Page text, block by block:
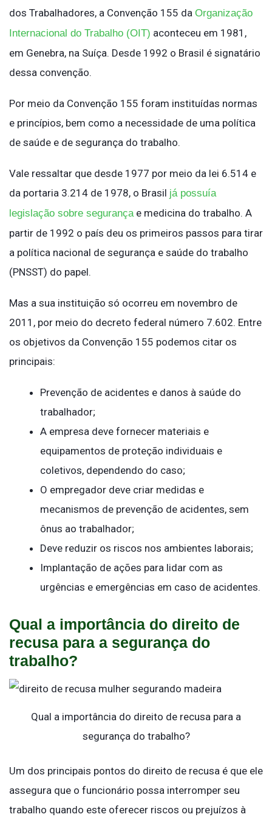
dos Trabalhadores, a Convenção 155 da Organização
Internacional do Trabalho (OIT) aconteceu em 1981,
em Genebra, na Suíça. Desde 1992 o Brasil é signatário
dessa convenção.
Por meio da Convenção 155 foram instituídas normas
e princípios, bem como a necessidade de uma política
de saúde e de segurança do trabalho.
Vale ressaltar que desde 1977 por meio da lei 6.514 e
da portaria 3.214 de 1978, o Brasil já possuía
legislação sobre segurança e medicina do trabalho. A
partir de 1992 o país deu os primeiros passos para tirar
a política nacional de segurança e saúde do trabalho
(PNSST) do papel.
Mas a sua instituição só ocorreu em novembro de
2011, por meio do decreto federal número 7.602. Entre
os objetivos da Convenção 155 podemos citar os
principais:
Prevenção de acidentes e danos à saúde do
trabalhador;
A empresa deve fornecer materiais e
equipamentos de proteção individuais e
coletivos, dependendo do caso;
O empregador deve criar medidas e
mecanismos de prevenção de acidentes, sem
ônus ao trabalhador;
Deve reduzir os riscos nos ambientes laborais;
Implantação de ações para lidar com as
urgências e emergências em caso de acidentes.
Qual a importância do direito de
recusa para a segurança do
trabalho?
Qual a importância do direito de recusa para a
segurança do trabalho?
Um dos principais pontos do direito de recusa é que ele
assegura que o funcionário possa interromper seu
trabalho quando este oferecer riscos ou prejuízos à